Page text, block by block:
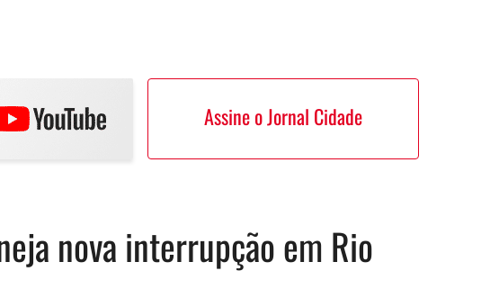
Assine o Jornal Cidade
nova interrupção em Rio